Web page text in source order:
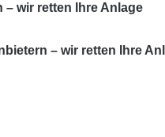
wir retten Ihre Anlage
– wir retten Ihre